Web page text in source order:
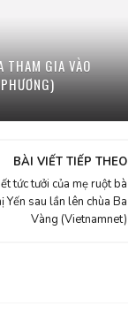
THAM GIA VÀO
BÀI VIẾT TIẾP THEO
tức tưởi của mẹ ruột bà
Yến sau lần lên chùa Ba
Vàng (Vietnamnet)